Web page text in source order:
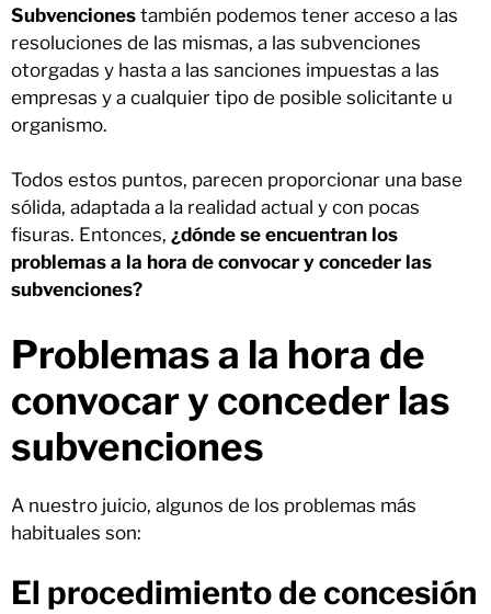
Subvenciones también podemos tener acceso a las
resoluciones de las mismas, a las subvenciones
otorgadas y hasta a las sanciones impuestas a las
empresas y a cualquier tipo de posible solicitante u
organismo.
Todos estos puntos, parecen proporcionar una base
sólida, adaptada a la realidad actual y con pocas
fisuras. Entonces, ¿dónde se encuentran los
problemas a la hora de convocar y conceder las
subvenciones?
Problemas a la hora de
convocar y conceder las
subvenciones
A nuestro juicio, algunos de los problemas más
habituales son:
El procedimiento de concesión